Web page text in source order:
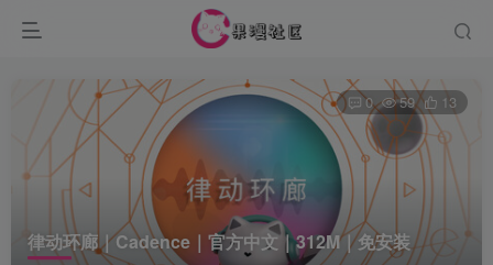
律动环廊｜Cadence｜官方中文｜312M｜免安装
0 59 13